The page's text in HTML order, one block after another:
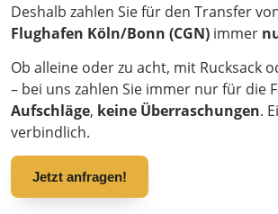
Deshalb zahlen Sie für den Transfer
Flughafen Köln/Bonn (CGN) immer
Ob alleine oder zu acht, mit Rucksack
– bei uns zahlen Sie immer nur für die
Aufschläge, keine Überraschungen.
verbindlich.
Jetzt anfragen!